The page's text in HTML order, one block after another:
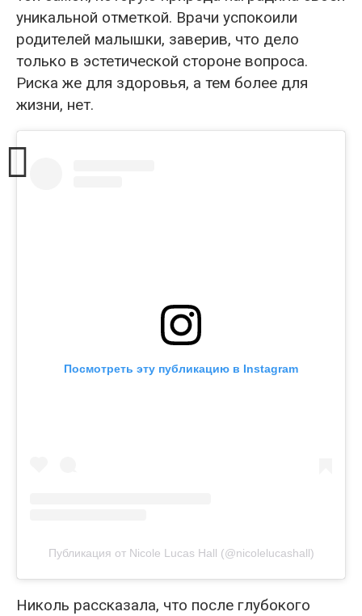
уникальной отметкой. Врачи успокоили
родителей малышки, заверив, что дело
только в эстетической стороне вопроса.
Риска же для здоровья, а тем более для
жизни, нет.
Посмотреть эту публикацию в Instagram
Публикация от Nicole Lucas Hall (@nicolelucashall)
Николь рассказала, что после глубокого